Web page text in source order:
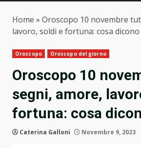
Home » Oroscopo 10 novembre
lavoro, soldi e fortuna: cosa
Oroscopo Oroscopo del giorno
Oroscopo 10
segni, amore,
fortuna: cosa
Caterina Galloni Novembre 9, 2023